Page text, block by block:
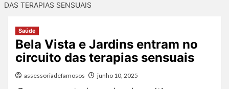
DAS TERAPIAS SENSUAIS
Saúde
Bela Vista e Jardins entram no
circuito das terapias sensuais
assessoriadefamosos junho 10, 2025